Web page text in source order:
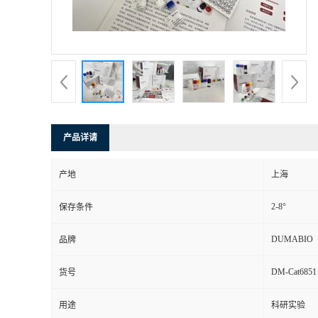
产品详请
产地 上海
保存条件 2-8°
品牌 DUMABIO
货号 DM-Cat6851
用途 科研实验